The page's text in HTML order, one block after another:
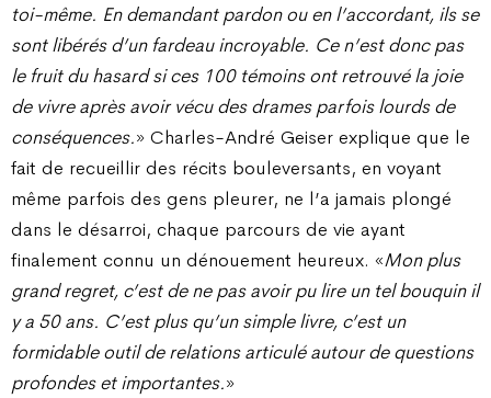
toi-même. En demandant pardon ou en l’accordant, ils se
sont libérés d’un fardeau incroyable. Ce n’est donc pas
le fruit du hasard si ces 100 témoins ont retrouvé la joie
de vivre après avoir vécu des drames parfois lourds de
conséquences.» Charles-André Geiser explique que le
fait de recueillir des récits bouleversants, en voyant
même parfois des gens pleurer, ne l’a jamais plongé
dans le désarroi, chaque parcours de vie ayant
finalement connu un dénouement heureux. «Mon plus
grand regret, c’est de ne pas avoir pu lire un tel bouquin il
y a 50 ans. C’est plus qu’un simple livre, c’est un
formidable outil de relations articulé autour de questions
profondes et importantes.»